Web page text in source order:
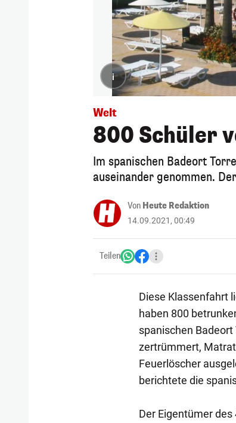
i
Welt
800 Schüler
Im spanischen Badeort
auseinander genommen.
Von Heute Redaktion
14.09.2021, 00:49
Teilen
Diese Klassenfahrt
haben 800
spanischen
zertrümmert,
Feuerlöscher
berichtete die
Der Eigentümer